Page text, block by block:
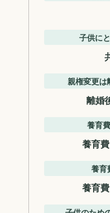
子供に
親権変更は
離婚
養育
養育
養育
養育